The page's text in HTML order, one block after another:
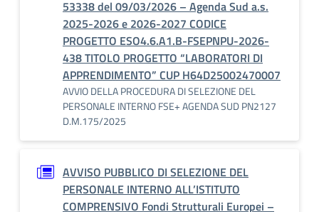
53338 del 09/03/2026 – Agenda Sud a.s.
2025-2026 e 2026-2027 CODICE
PROGETTO ESO4.6.A1.B-FSEPNPU-2026-
438 TITOLO PROGETTO “LABORATORI DI
APPRENDIMENTO” CUP H64D25002470007
AVVIO DELLA PROCEDURA DI SELEZIONE DEL
PERSONALE INTERNO FSE+ AGENDA SUD PN2127
D.M.175/2025
AVVISO PUBBLICO DI SELEZIONE DEL
PERSONALE INTERNO ALL’ISTITUTO
COMPRENSIVO Fondi Strutturali Europei –